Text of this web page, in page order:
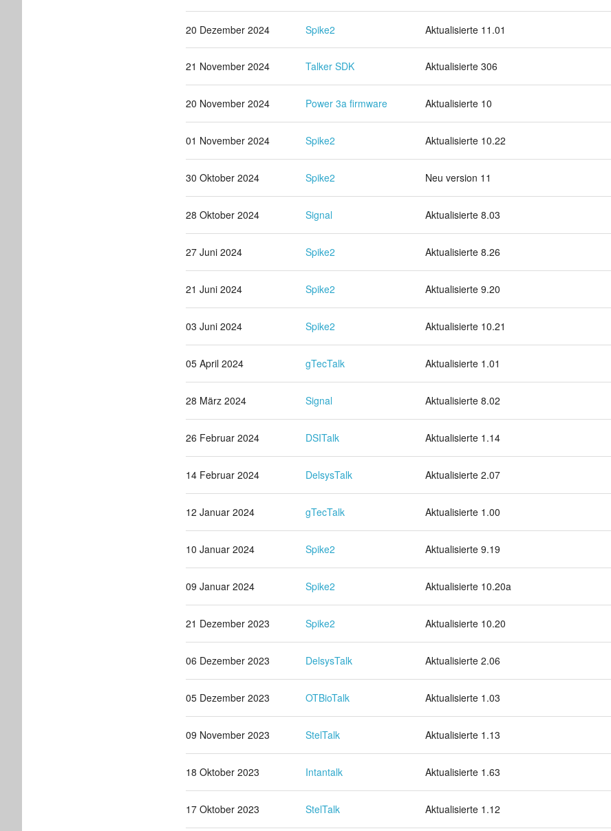
20 Dezember 2024 Spike2 Aktualisierte 11.01
21 November 2024 Talker SDK Aktualisierte 306
20 November 2024 Power 3a firmware Aktualisierte 10
01 November 2024 Spike2 Aktualisierte 10.22
30 Oktober 2024 Spike2 Neu version 11
28 Oktober 2024 Signal Aktualisierte 8.03
27 Juni 2024 Spike2 Aktualisierte 8.26
21 Juni 2024 Spike2 Aktualisierte 9.20
03 Juni 2024 Spike2 Aktualisierte 10.21
05 April 2024 gTecTalk Aktualisierte 1.01
28 März 2024 Signal Aktualisierte 8.02
26 Februar 2024 DSITalk Aktualisierte 1.14
14 Februar 2024 DelsysTalk Aktualisierte 2.07
12 Januar 2024 gTecTalk Aktualisierte 1.00
10 Januar 2024 Spike2 Aktualisierte 9.19
09 Januar 2024 Spike2 Aktualisierte 10.20a
21 Dezember 2023 Spike2 Aktualisierte 10.20
06 Dezember 2023 DelsysTalk Aktualisierte 2.06
05 Dezember 2023 OTBioTalk Aktualisierte 1.03
09 November 2023 StelTalk Aktualisierte 1.13
18 Oktober 2023 Intantalk Aktualisierte 1.63
17 Oktober 2023 StelTalk Aktualisierte 1.12